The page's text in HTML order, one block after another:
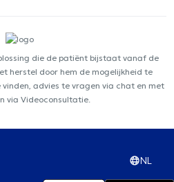
die de patiënt bijstaat vanaf de
herstel door hem de mogelijkheid te
advies te vragen via chat en met
via Videoconsultatie.
NL